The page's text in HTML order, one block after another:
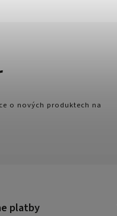
platby
o nových produktech na